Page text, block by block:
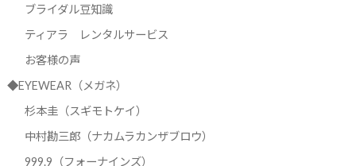
ブライダル豆知識
ティアラ レンタルサービス
お客様の声
◆EYEWEAR（メガネ）
杉本圭（スギモトケイ）
中村勘三郎（ナカムラカンザブロウ）
999.9（フォーナインズ）